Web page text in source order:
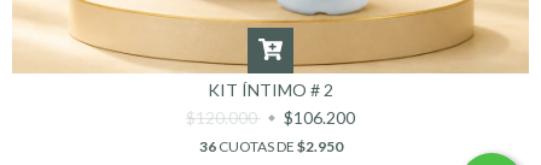
KIT ÍNTIMO # 2
$120.000
$106.200
36CUOTAS DE $2.950